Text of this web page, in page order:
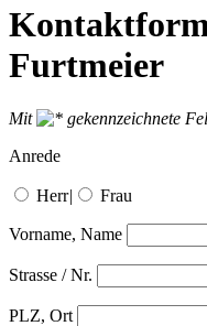
Furtmeier
Mit
gekennzeichnete
Anrede
Herr| Frau
Vorname, Name
Strasse / Nr.
PLZ, Ort